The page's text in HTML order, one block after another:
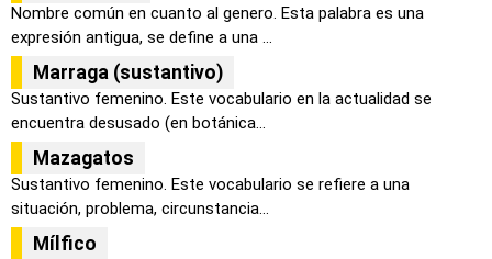
Nombre común en cuanto al genero. Esta palabra es una
expresión antigua, se define a una ...
Marraga (sustantivo)
Sustantivo femenino. Este vocabulario en la actualidad se
encuentra desusado (en botánica...
Mazagatos
Sustantivo femenino. Este vocabulario se refiere a una
situación, problema, circunstancia...
Mílfico